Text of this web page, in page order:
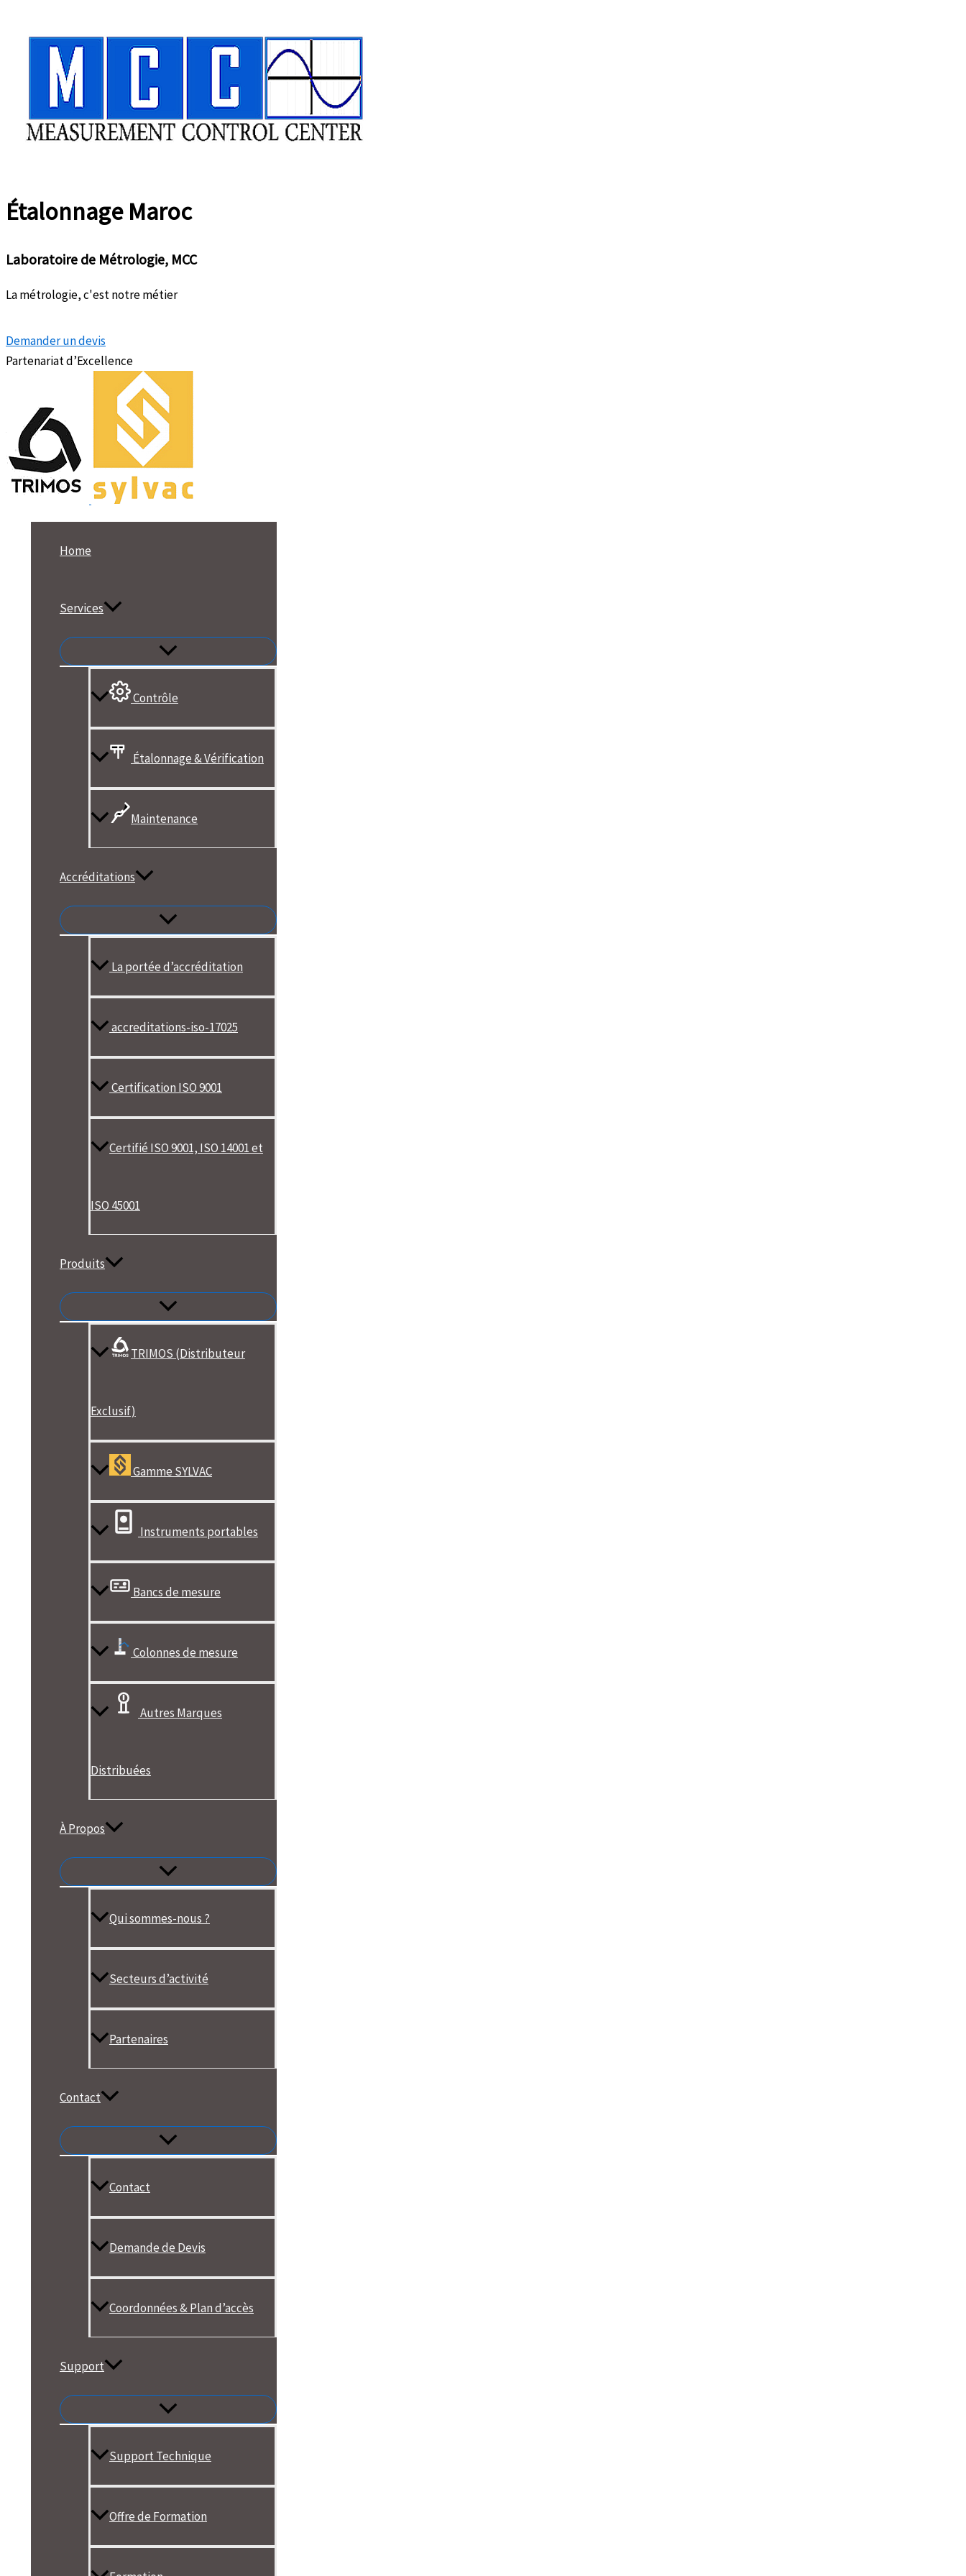
ÉtalonnageMaroc
Laboratoire de Métrologie, MCC
La métrologie, c'est notre métier
Demander un devis
Partenariat d’Excellence
Home
Services
Contrôle
Étalonnage & Vérification
Maintenance
Accréditations
La portée d’accréditation
accreditations-iso-17025
Certification ISO 9001
Certifié ISO 9001, ISO 14001 et
ISO 45001
Produits
TRIMOS (Distributeur
Exclusif)
Gamme SYLVAC
Instruments portables
Bancs de mesure
Colonnes de mesure
Autres Marques
Distribuées
À Propos
Qui sommes-nous ?
Secteurs d’activité
Partenaires
Contact
Contact
Demande de Devis
Coordonnées & Plan d’accès
Support
Support Technique
Offre de Formation